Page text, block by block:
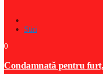
Stiri
0
Condamnată pentru